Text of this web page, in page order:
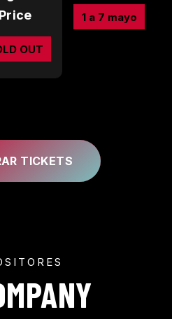
OUT
1 a 7 mayo
TICKETS